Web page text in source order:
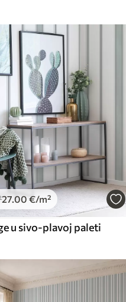
27.00€/m²
u sivo-plavoj paleti